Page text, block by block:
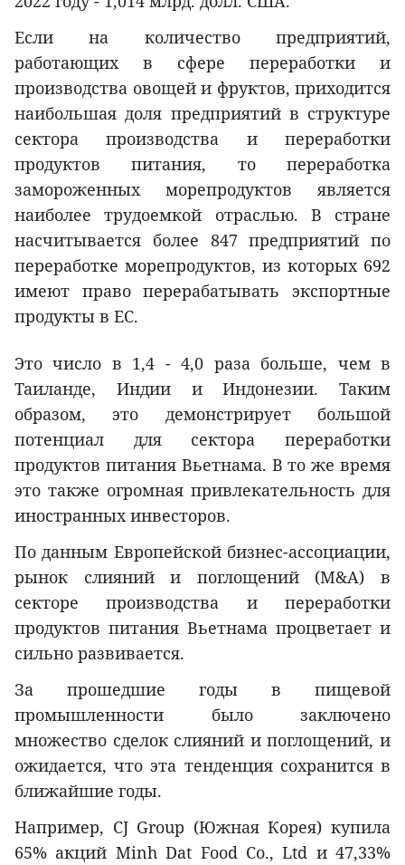
Если на количество предприятий,
работающих в сфере переработки и
производства овощей и фруктов, приходится
наибольшая доля предприятий в структуре
сектора производства и переработки
продуктов питания, то переработка
замороженных морепродуктов является
наиболее трудоемкой отраслью. В стране
насчитывается более 847 предприятий по
переработке морепродуктов, из которых 692
имеют право перерабатывать экспортные
продукты в ЕС.
Это число в 1,4 - 4,0 раза больше, чем в
Таиланде, Индии и Индонезии. Таким
образом, это демонстрирует большой
потенциал для сектора переработки
продуктов питания Вьетнама. В то же время
это также огромная привлекательность для
иностранных инвесторов.
По данным Европейской бизнес-ассоциации,
рынок слияний и поглощений (M&A) в
секторе производства и переработки
продуктов питания Вьетнама процветает и
сильно развивается.
За прошедшие годы в пищевой
промышленности было заключено
множество сделок слияний и поглощений, и
ожидается, что эта тенденция сохранится в
ближайшие годы.
Например, CJ Group (Южная Корея) купила
65% акций Minh Dat Food Co., Ltd и 47,33%